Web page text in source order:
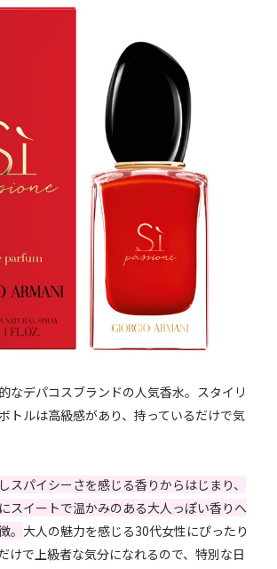
なデパコスブランドの人気香水。スタイリ
トルは高級感があり、持っているだけで気
スパイシーさを感じる香りからはじまり、
スイートで温かみのある大人っぽい香りへ
。大人の魅力を感じる30代女性にぴったり
けで上級者な気分になれるので、特別な日